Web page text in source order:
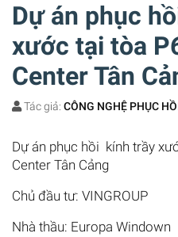
Dự án phục
xước tại tòa
Center Tân
Tác giả: CÔNG NGHỆ PHỤC
Dự án phục hồi kính trầy
Center Tân Cảng
Chủ đầu tư: VINGROUP
Nhà thầu: Europa Windown